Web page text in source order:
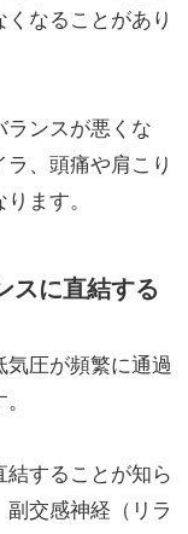
なることがあり
ンスが悪くな
、頭痛や肩こり
ます。
スに直結する
圧が頻繁に通過
することが知ら
交感神経（リラ